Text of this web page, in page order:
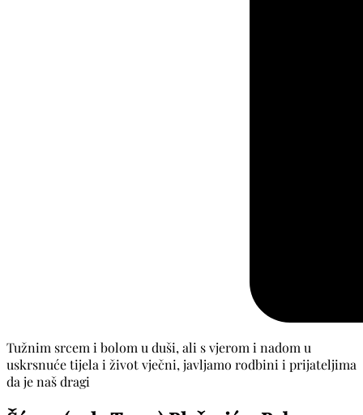
Tužnim srcem i bolom u duši, ali s vjerom i nadom u
uskrsnuće tijela i život vječni, javljamo rodbini i prijateljima
da je naš dragi